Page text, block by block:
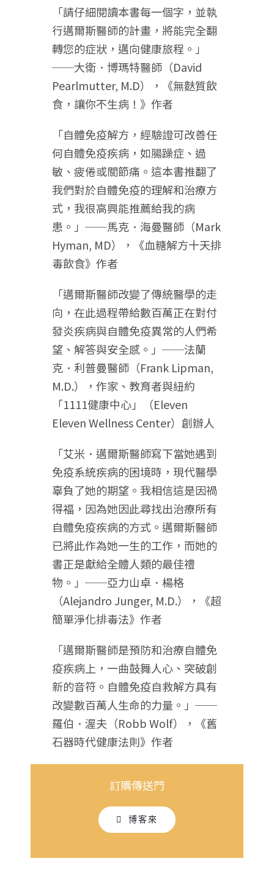
「請仔細閱讀本書每一個字，並執
行邁爾斯醫師的計畫，將能完全翻
轉您的症狀，邁向健康旅程。」
──大衛．博瑪特醫師（David
Pearlmutter, M.D），《無麩質飲
食，讓你不生病！》作者
「自體免疫解方，經驗證可改善任
何自體免疫疾病，如腸躁症、過
敏、疲倦或關節痛。這本書推翻了
我們對於自體免疫的理解和治療方
式，我很高興能推薦給我的病
患。」──馬克．海曼醫師（Mark
Hyman, MD），《血糖解方十天排
毒飲食》作者
「邁爾斯醫師改變了傳統醫學的走
向，在此過程帶給數百萬正在對付
發炎疾病與自體免疫異常的人們希
望、解答與安全感。」──法蘭
克．利普曼醫師（Frank Lipman,
M.D.），作家、教育者與紐約
「1111健康中心」（Eleven
Eleven Wellness Center）創辦人
「艾米．邁爾斯醫師寫下當她遇到
免疫系統疾病的困境時，現代醫學
辜負了她的期望。我相信這是因禍
得福，因為她因此尋找出治療所有
自體免疫疾病的方式。邁爾斯醫師
已將此作為她一生的工作，而她的
書正是獻給全體人類的最佳禮
物。」──亞力山卓．楊格
（Alejandro Junger, M.D.），《超
簡單淨化排毒法》作者
「邁爾斯醫師是預防和治療自體免
疫疾病上，一曲鼓舞人心、突破創
新的音符。自體免疫自救解方具有
改變數百萬人生命的力量。」──
羅伯．渥夫（Robb Wolf），《舊
石器時代健康法則》作者
訂購傳送門
博客來